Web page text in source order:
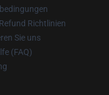
Richtlinien
Sie uns
(FAQ)